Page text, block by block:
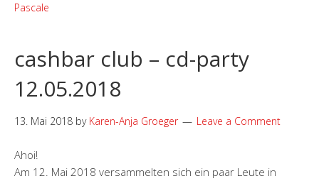
Pascale
cashbar club – cd-party
12.05.2018
13. Mai 2018 by Karen-Anja Groeger Leave a Comment
Ahoi!
Am 12. Mai 2018 versammelten sich ein paar Leute in